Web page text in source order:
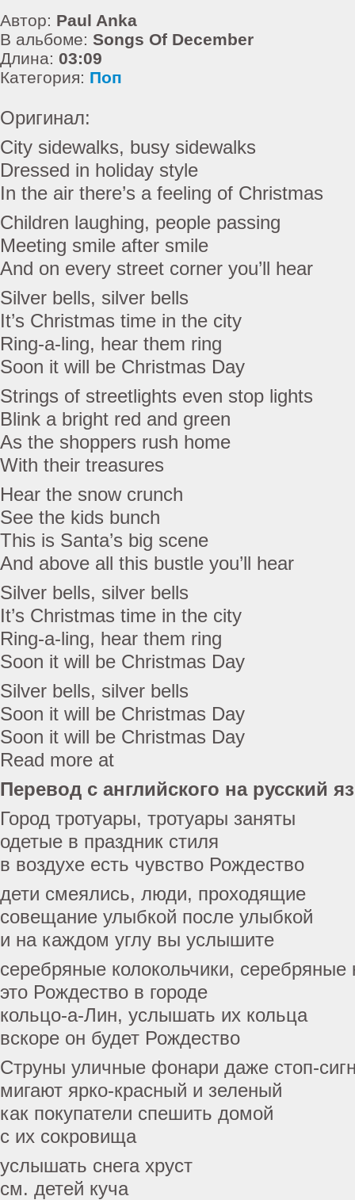
Автор: Paul Anka
В альбоме: Songs Of December
Длина: 03:09
Категория: Поп
Оригинал:
City sidewalks, busy sidewalks
Dressed in holiday style
In the air there’s a feeling of Christmas
Children laughing, people passing
Meeting smile after smile
And on every street corner you’ll hear
Silver bells, silver bells
It’s Christmas time in the city
Ring-a-ling, hear them ring
Soon it will be Christmas Day
Strings of streetlights even stop lights
Blink a bright red and green
As the shoppers rush home
With their treasures
Hear the snow crunch
See the kids bunch
This is Santa’s big scene
And above all this bustle you’ll hear
Silver bells, silver bells
It’s Christmas time in the city
Ring-a-ling, hear them ring
Soon it will be Christmas Day
Silver bells, silver bells
Soon it will be Christmas Day
Soon it will be Christmas Day
Read more at
Перевод с английского на русский
Город тротуары, тротуары заняты
одетые в праздник стиля
в воздухе есть чувство Рождество
дети смеялись, люди, проходящие
совещание улыбкой после улыбкой
и на каждом углу вы услышите
серебряные колокольчики, серебряные
это Рождество в городе
кольцо-а-Лин, услышать их кольца
вскоре он будет Рождество
Струны уличные фонари даже стоп-
мигают ярко-красный и зеленый
как покупатели спешить домой
с их сокровища
услышать снега хруст
см. детей куча